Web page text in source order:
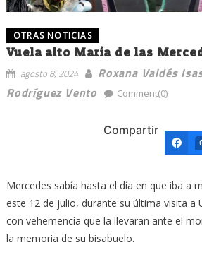
OTRAS NOTICIAS
Vuela alto María de las
agosto 8, 2024
Roxana Valdés
Rodríguez Vento
Comment(0)
Compartir
Mercedes sabía hasta el día en que iba a
este 12 de julio, durante su última visita a
con vehemencia que la llevaran ante el
la memoria de su bisabuelo.